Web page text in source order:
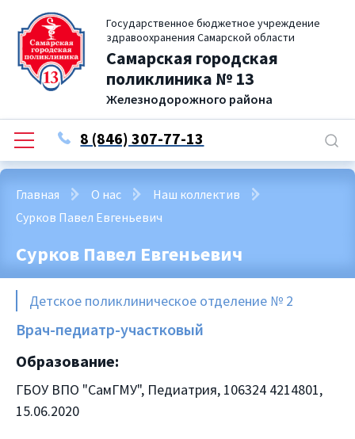
Государственное бюджетное учреждение
здравоохранения Самарской области
Самарская городская
поликлиника № 13
Железнодорожного района
8 (846) 307-77-13
Главная О нас
Наш коллектив
Сурков Павел Евгеньевич
Сурков Павел Евгеньевич
Детское поликлиническое отделение № 2
Врач-педиатр-участковый
Образование:
ГБОУ ВПО "СамГМУ", Педиатрия, 106324 4214801,
15.06.2020